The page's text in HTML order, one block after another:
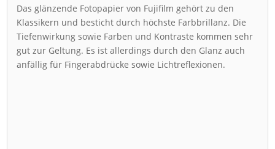
Das glänzende Fotopapier von Fujifilm gehört zu den
Klassikern und besticht durch höchste Farbbrillanz. Die
Tiefenwirkung sowie Farben und Kontraste kommen sehr
gut zur Geltung. Es ist allerdings durch den Glanz auch
anfällig für Fingerabdrücke sowie Lichtreflexionen.